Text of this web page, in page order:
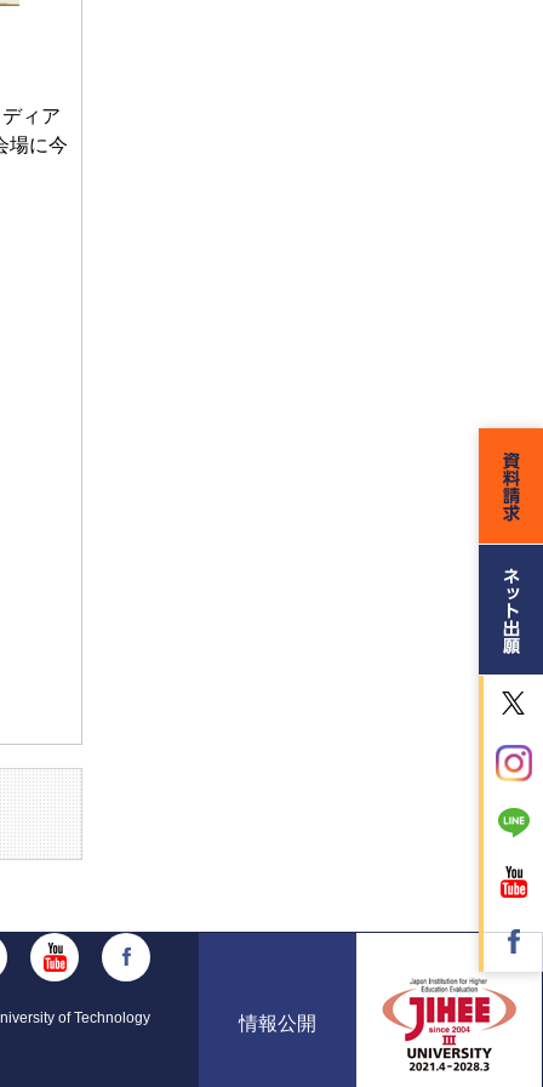
ィア
場に今
情報公開
of Technology